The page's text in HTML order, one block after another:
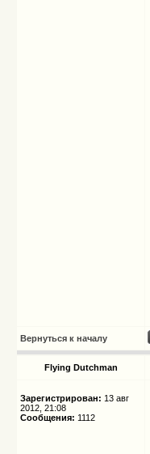
Вернуться к началу
Flying Dutchman
Зарегистрирован: 13 авг
2012, 21:08
Сообщения: 1112